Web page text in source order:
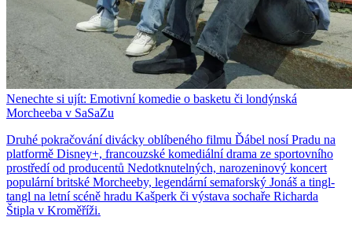
Nenechte si ujít: Emotivní komedie o basketu či londýnská
Morcheeba v SaSaZu
Druhé pokračování divácky oblíbeného filmu Ďábel nosí Pradu na
platformě Disney+, francouzské komediální drama ze sportovního
prostředí od producentů Nedotknutelných, narozeninový koncert
populární britské Morcheeby, legendární semaforský Jonáš a tingl-
tangl na letní scéně hradu Kašperk či výstava sochaře Richarda
Štipla v Kroměříži.